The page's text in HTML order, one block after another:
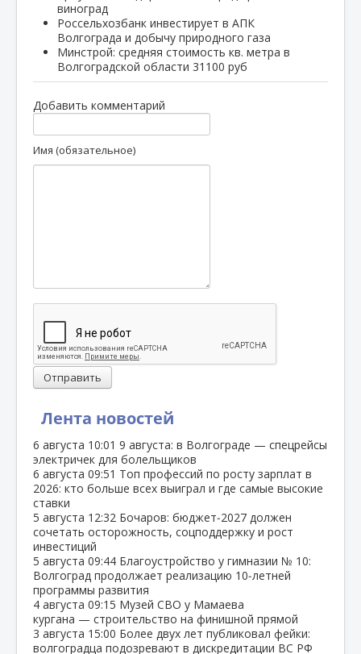
Лента новостей
6 августа 10:01 9 августа: в Волгограде — спецрейсы
электричек для болельщиков
6 августа 09:51 Топ профессий по росту зарплат в
2026: кто больше всех выиграл и где самые высокие
ставки
5 августа 12:32 Бочаров: бюджет‑2027 должен
сочетать осторожность, соцподдержку и рост
инвестиций
5 августа 09:44 Благоустройство у гимназии № 10:
Волгоград продолжает реализацию 10‑летней
программы развития
4 августа 09:15 Музей СВО у Мамаева
кургана — строительство на финишной прямой
3 августа 15:00 Более двух лет публиковал фейки:
волгоградца подозревают в дискредитации ВС РФ
виноград
Россельхозбанк инвестирует в АПК
Волгограда и добычу природного газа
Минстрой: средняя стоимость кв. метра в
Волгоградской области 31100 руб
Добавить комментарий
Имя (обязательное)
Отправить